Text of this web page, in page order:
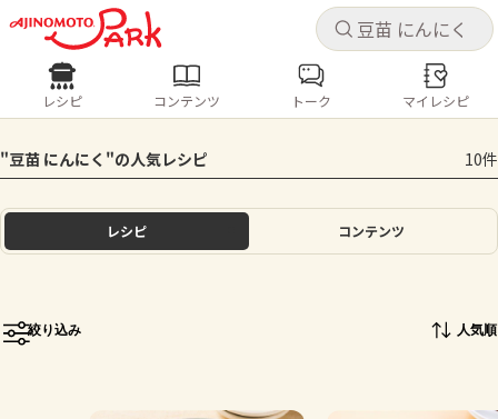
キャ
ログインするとレシピを保存できます
ログイン
ホーム
キャ
レシピ コンテンツ
人気の食材・レシピ
きゅうり なす トマト とうもろこし
ピーマン
レシピ コンテンツ トーク マイレシピ
"豆苗 にんにく"の人気レシピ 10件
レシピ コンテンツ
絞り込み 人気順